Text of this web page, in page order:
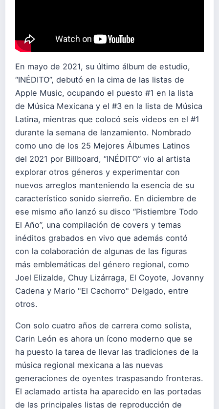
En mayo de 2021, su último álbum de estudio,
“INÉDITO”, debutó en la cima de las listas de
Apple Music, ocupando el puesto #1 en la lista
de Música Mexicana y el #3 en la lista de Música
Latina, mientras que colocó seis videos en el #1
durante la semana de lanzamiento. Nombrado
como uno de los 25 Mejores Álbumes Latinos
del 2021 por Billboard, “INÉDITO” vio al artista
explorar otros géneros y experimentar con
nuevos arreglos manteniendo la esencia de su
característico sonido sierreño. En diciembre de
ese mismo año lanzó su disco “Pistiembre Todo
El Año”, una compilación de covers y temas
inéditos grabados en vivo que además contó
con la colaboración de algunas de las figuras
más emblemáticas del género regional, como
Joel Elizalde, Chuy Lizárraga, El Coyote, Jovanny
Cadena y Mario "El Cachorro" Delgado, entre
otros.
Con solo cuatro años de carrera como solista,
Carin León es ahora un ícono moderno que se
ha puesto la tarea de llevar las tradiciones de la
música regional mexicana a las nuevas
generaciones de oyentes traspasando fronteras.
El aclamado artista ha aparecido en las portadas
de las principales listas de reproducción de